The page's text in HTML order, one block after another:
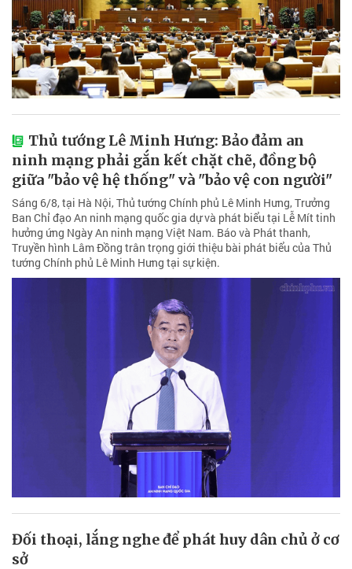
Thủ tướng Lê Minh Hưng: Bảo đảm an
ninh mạng phải gắn kết chặt chẽ, đồng bộ
giữa "bảo vệ hệ thống" và "bảo vệ con người"
Sáng 6/8, tại Hà Nội, Thủ tướng Chính phủ Lê Minh Hưng, Trưởng
Ban Chỉ đạo An ninh mạng quốc gia dự và phát biểu tại Lễ Mít tinh
hưởng ứng Ngày An ninh mạng Việt Nam. Báo và Phát thanh,
Truyền hình Lâm Đồng trân trọng giới thiệu bài phát biểu của Thủ
tướng Chính phủ Lê Minh Hưng tại sự kiện.
Đối thoại, lắng nghe để phát huy dân chủ ở cơ
sở